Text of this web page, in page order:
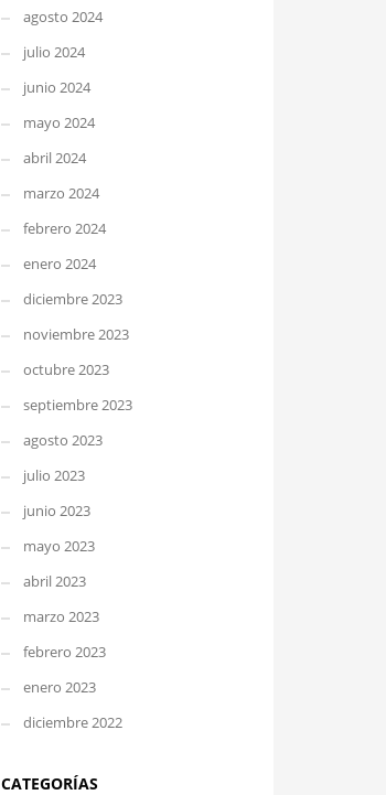
agosto 2024
julio 2024
junio 2024
mayo 2024
abril 2024
marzo 2024
febrero 2024
enero 2024
diciembre 2023
noviembre 2023
octubre 2023
septiembre 2023
agosto 2023
julio 2023
junio 2023
mayo 2023
abril 2023
marzo 2023
febrero 2023
enero 2023
diciembre 2022
CATEGORÍAS